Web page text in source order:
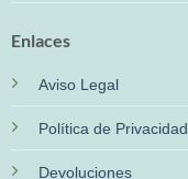
Enlaces
Aviso Legal
Política de Privacidad
Devoluciones